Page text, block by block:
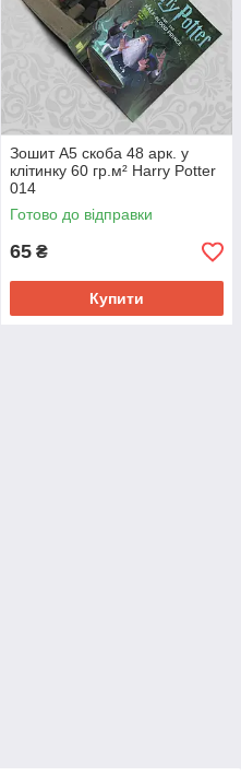
Зошит А5 скоба 48 арк. у
клітинку 60 гр.м² Harry Potter
014
Готово до відправки
65 ₴
Купити